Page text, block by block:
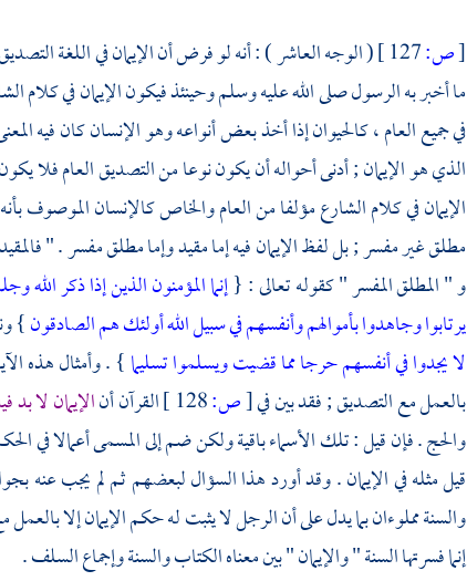
[ص:
( الوجه العاشر ) : أنه لو فرض أن الإيمان في اللغة
ما أخبر به الرسول صلى الله عليه وسلم وحينئذ فيكون الإيمان في
في جميع العام ، كالحيوان إذا أخذ بعض أنواعه وهو الإنسان كان فيه
الذي هو الإيمان ; أدنى أحواله أن يكون نوعا من التصديق العام فلا
الإيمان في كلام الشارع مؤلفا من العام والخاص كالإنسان الموصوف
مطلق غير مفسر ; بل لفظ الإيمان فيه إما مقيد وإما مطلق مفسر . "
و " المطلق المفسر " كقوله تعالى : {إنما المؤمنون الذين إذا ذكر الله
يرتابوا وجاهدوا بأموالهم وأنفسهم في سبيل الله أولئك هم الصادقون}
لا يجدوا في أنفسهم حرجا مما قضيت ويسلموا تسليما} . وأمثال هذه
بالعمل مع التصديق ; فقد بين في[ص: القرآن أنالإيمان لا
والحج . فإن قيل : تلك الأسماء باقية ولكن ضم إلى المسمى أعمالا في
قيل مثله في الإيمان . وقد أورد هذا السؤال لبعضهم ثم لم يجب
والسنة مملوءان بما يدل على أن الرجل لا يثبت له حكم الإيمان إلا
إنما فسرتها السنة " والإيمان " بين معناه الكتاب والسنة وإجماعالسلف.